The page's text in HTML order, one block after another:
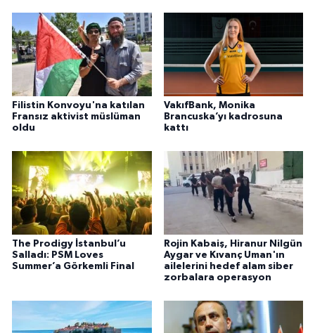
Filistin Konvoyu'na katılan
Fransız aktivist müslüman
oldu
VakıfBank, Monika
Brancuska’yı kadrosuna
kattı
The Prodigy İstanbul’u
Salladı: PSM Loves
Summer’a Görkemli Final
Rojin Kabaiş, Hiranur Nilgün
Aygar ve Kıvanç Uman'ın
ailelerini hedef alam siber
zorbalara operasyon